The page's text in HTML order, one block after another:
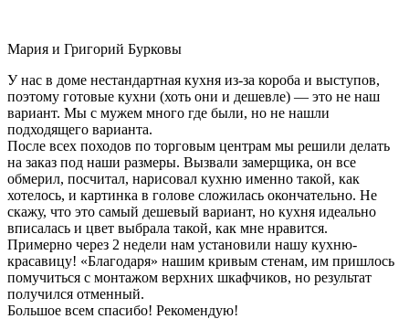
Мария и Григорий Бурковы
У нас в доме нестандартная кухня из-за короба и выступов,
поэтому готовые кухни (хоть они и дешевле) — это не наш
вариант. Мы с мужем много где были, но не нашли
подходящего варианта.
После всех походов по торговым центрам мы решили делать
на заказ под наши размеры. Вызвали замерщика, он все
обмерил, посчитал, нарисовал кухню именно такой, как
хотелось, и картинка в голове сложилась окончательно. Не
скажу, что это самый дешевый вариант, но кухня идеально
вписалась и цвет выбрала такой, как мне нравится.
Примерно через 2 недели нам установили нашу кухню-
красавицу! «Благодаря» нашим кривым стенам, им пришлось
помучиться с монтажом верхних шкафчиков, но результат
получился отменный.
Большое всем спасибо! Рекомендую!